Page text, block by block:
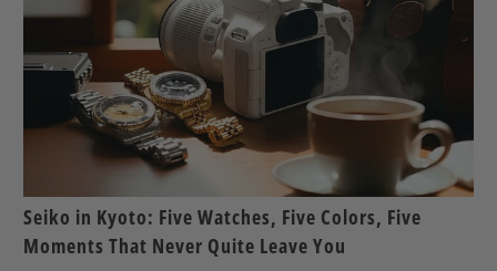
Seiko in Kyoto: Five Watches, Five Colors, Five
Moments That Never Quite Leave You